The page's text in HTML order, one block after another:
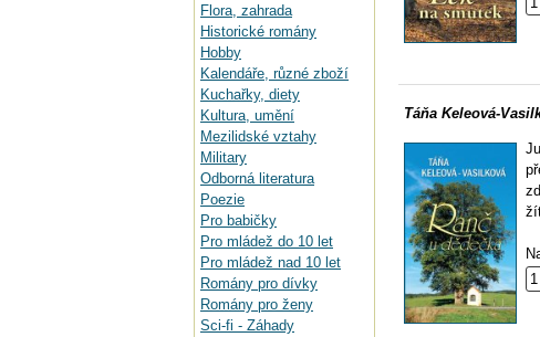
Flora, zahrada
Historické romány
Hobby
Kalendáře, různé zboží
Kuchařky, diety
Kultura, umění
Mezilidské vztahy
Military
Odborná literatura
Poezie
Pro babičky
Pro mládež do 10 let
Pro mládež nad 10 let
Romány pro dívky
Romány pro ženy
Sci-fi - Záhady
Táňa Keleová-